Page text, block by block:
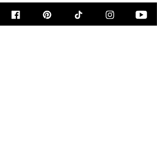
הירשמו לניוזלטר לקבלת עדכונים על
המתכונים לפני כולם!